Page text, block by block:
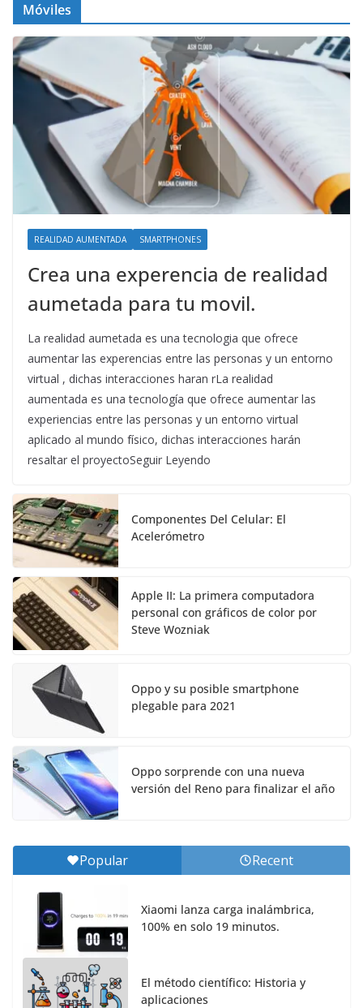
Móviles
REALIDAD AUMENTADA SMARTPHONES
Crea una experencia de realidad
aumetada para tu movil.
La realidad aumetada es una tecnologia que ofrece
aumentar las experencias entre las personas y un entorno
virtual , dichas interacciones haran rLa realidad
aumentada es una tecnología que ofrece aumentar las
experiencias entre las personas y un entorno virtual
aplicado al mundo físico, dichas interacciones harán
resaltar el proyectoSeguir Leyendo
Componentes Del Celular: El
Acelerómetro
Apple II: La primera computadora
personal con gráficos de color por
Steve Wozniak
Oppo y su posible smartphone
plegable para 2021
Oppo sorprende con una nueva
versión del Reno para finalizar el año
Popular Recent
Xiaomi lanza carga inalámbrica,
100% en solo 19 minutos.
El método científico: Historia y
aplicaciones